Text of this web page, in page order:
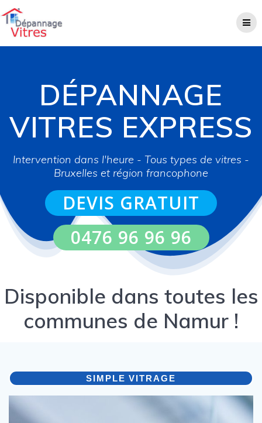
DÉPANNAGE
VITRES EXPRESS
Intervention dans l'heure - Tous types de vitres -
Bruxelles et région francophone
DEVIS GRATUIT
0476 96 96 96
Disponible dans toutes les
communes de Namur !
SIMPLE VITRAGE